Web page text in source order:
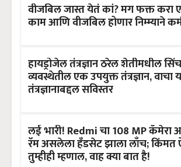
वीजबिल जास्त येतं कां? मग फक्त करा
काम आणि वीजबिल होणार निम्म्याने
हायड्रोजेल तंत्रज्ञान ठरेल शेतीमधील
व्यवस्थेतील एक उपयुक्त तंत्रज्ञान, वाचा
तंत्रज्ञानाबद्दल सविस्तर
लई भारी! Redmi चा 108 MP कॅमेरा
रॅम असलेला हँडसेट झाला लाँच;
तुम्हीही म्हणाल, वाह क्या बात है!